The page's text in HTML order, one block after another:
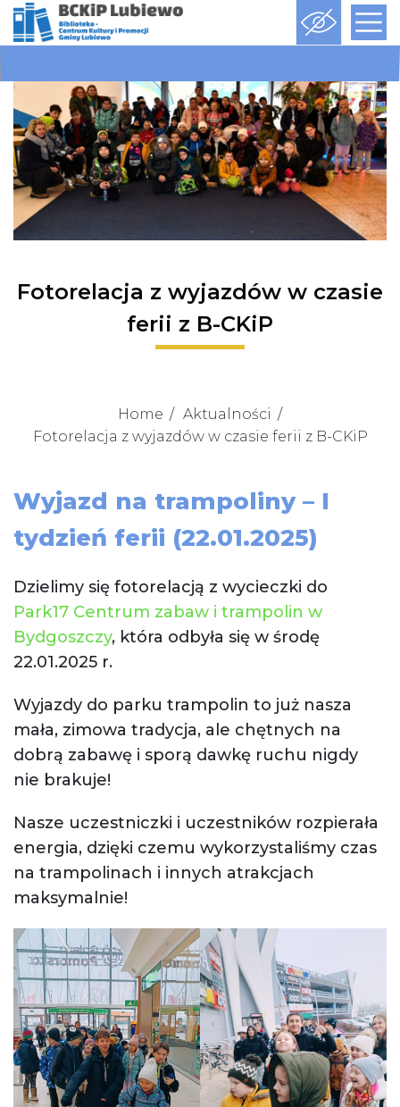
Fotorelacja z wyjazdów w czasie
ferii z B-CKiP
Home
Aktualności
Fotorelacja z wyjazdów w czasie ferii z B-CKiP
Wyjazd na trampoliny – I
tydzień ferii (22.01.2025)
Dzielimy się fotorelacją z wycieczki do
Park17 Centrum zabaw i trampolin w
Bydgoszczy, która odbyła się w środę
22.01.2025 r.
Wyjazdy do parku trampolin to już nasza
mała, zimowa tradycja, ale chętnych na
dobrą zabawę i sporą dawkę ruchu nigdy
nie brakuje!
Nasze uczestniczki i uczestników rozpierała
energia, dzięki czemu wykorzystaliśmy czas
na trampolinach i innych atrakcjach
maksymalnie!